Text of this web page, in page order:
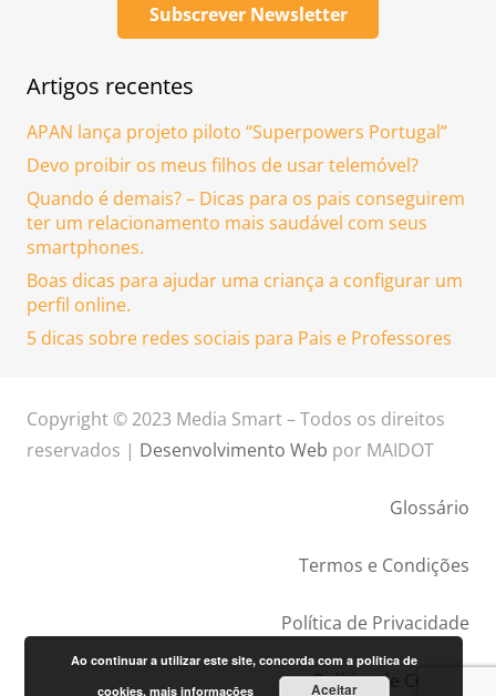
Subscrever Newsletter
Artigos recentes
APAN lança projeto piloto “Superpowers Portugal”
Devo proibir os meus filhos de usar telemóvel?
Quando é demais? – Dicas para os pais conseguirem
ter um relacionamento mais saudável com seus
smartphones.
Boas dicas para ajudar uma criança a configurar um
perfil online.
5 dicas sobre redes sociais para Pais e Professores
Copyright © 2023 Media Smart – Todos os direitos
reservados | Desenvolvimento Web por MAIDOT
Glossário
Termos e Condições
Política de Privacidade
Política de Cookies
Ao continuar a utilizar este site, concorda com a política de
cookies.mais informações Aceitar